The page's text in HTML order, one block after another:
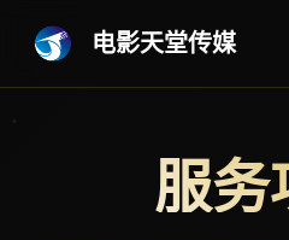
电影天堂传媒
服务